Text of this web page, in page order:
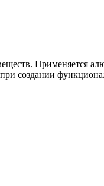
Применяется
создании